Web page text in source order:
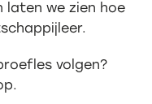
we zien hoe
volgen?